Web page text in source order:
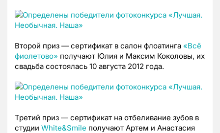
Второй приз — сертификат в салон флоатинга «Всё
фиолетово» получают Юлия и Максим Коколовы, их
свадьба состоялась 10 августа 2012 года.
Третий приз — сертификат на отбеливание зубов в
студии White&Smile получают Артем и Анастасия